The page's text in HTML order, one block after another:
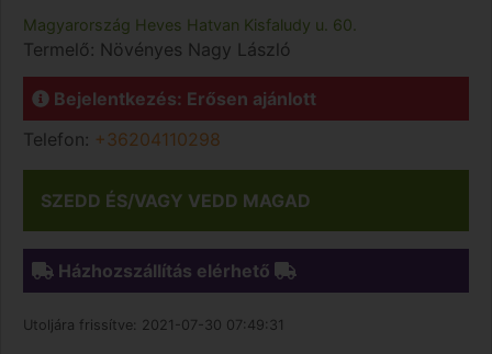
Magyarország Heves Hatvan Kisfaludy u. 60.
Termelő: Növényes Nagy László
Bejelentkezés: Erősen ajánlott
Telefon: +36204110298
SZEDD ÉS/VAGY VEDD MAGAD
Házhozszállítás elérhető
Utoljára frissítve: 2021-07-30 07:49:31